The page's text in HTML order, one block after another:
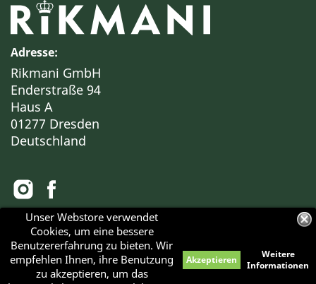
Unser Webstore verwendet
Cookies, um eine bessere
Benutzererfahrung zu bieten. Wir
empfehlen Ihnen, ihre Benutzung
zu akzeptieren, um das
Akzeptieren
Weitere
Informationen
Haben Sie Fragen?
Bei Interesse an einer BESICHTIGUNG unserer Objekte
Adresse:
Rikmani GmbH
Enderstraße 94
Haus A
01277 Dresden
Deutschland
Alle Preise verstehen sich inklusive Mehrwertsteuer
© 2026 - RIKMANI™